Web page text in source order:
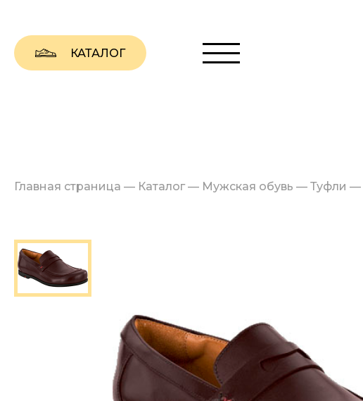
КАТАЛОГ
Главная страница — Каталог — Мужская обувь — Туфли —